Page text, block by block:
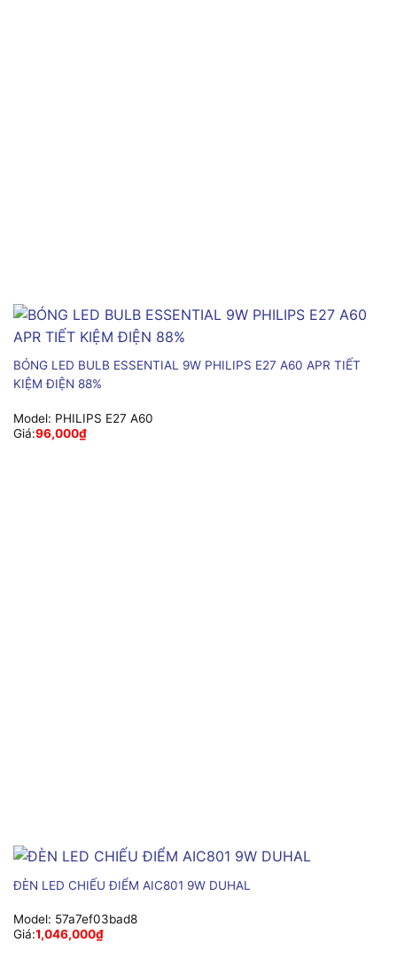
BÓNG LED BULB ESSENTIAL 9W PHILIPS E27 A60 APR TIẾT
KIỆM ĐIỆN 88%
Model: PHILIPS E27 A60
Giá:96,000₫
ĐÈN LED CHIẾU ĐIỂM AIC801 9W DUHAL
Model: 57a7ef03bad8
Giá:1,046,000₫